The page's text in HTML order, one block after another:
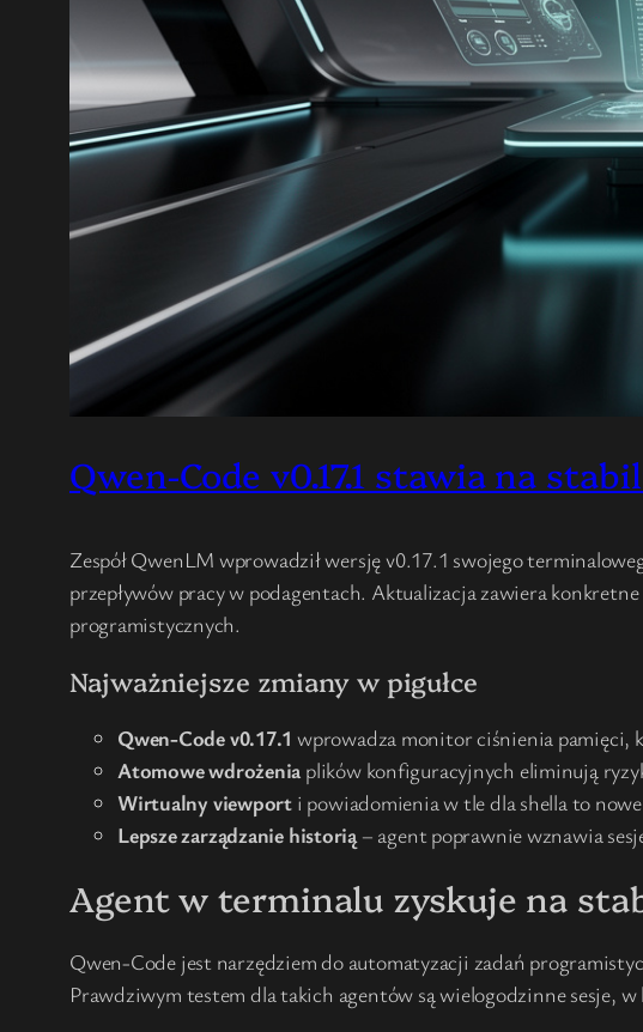
Qwen-Code v0.17.1 stawia na
Zespół QwenLM wprowadził wersję v0.17.1 swojego
przepływów pracy w podagentach. Aktualizacja zawiera
programistycznych.
Najważniejsze zmiany w pigułce
Qwen-Code v0.17.1 wprowadza monitor ciśnienia pamięci,
Atomowe wdrożenia plików konfiguracyjnych eliminują
Wirtualny viewport i powiadomienia w tle dla shella to
Lepsze zarządzanie historią – agent poprawnie wznawia
Agent w terminalu zyskuje na
Qwen-Code jest narzędziem do automatyzacji zadań
Prawdziwym testem dla takich agentów są wielogodzinne sesje,